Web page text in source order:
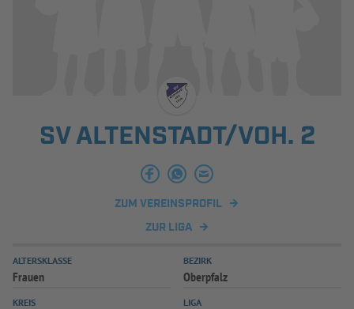
INFOTHEK SPIELPLUS
SV ALTENSTADT/VOH. 2
ZUM VEREINSPROFIL
ZUR LIGA
ALTERSKLASSE
Frauen
BEZIRK
Oberpfalz
KREIS LIGA